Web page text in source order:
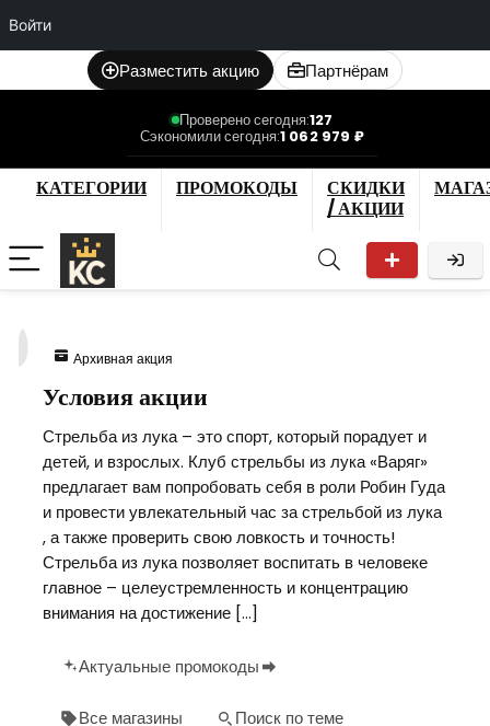
Войти
Разместить акцию Партнёрам
Проверено сегодня:127
Сэкономили сегодня:1 062 979 ₽
КАТЕГОРИИ ПРОМОКОДЫ
СКИДКИ
/ АКЦИИ
Архивная акция
Условия акции
Стрельба из лука – это спорт, который порадует и
детей, и взрослых. Клуб стрельбы из лука «Варяг»
предлагает вам попробовать себя в роли Робин Гуда
и провести увлекательный час за стрельбой из лука
, а также проверить свою ловкость и точность!
Стрельба из лука позволяет воспитать в человеке
главное – целеустремленность и концентрацию
внимания на достижение […]
Актуальные промокоды
Все магазины Поиск по теме